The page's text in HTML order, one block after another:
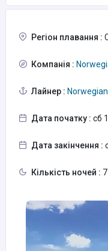
Регіон плавання :
Компанія :
Лайнер :
Дата початку : сб
Дата закінчення :
Кількість ночей :